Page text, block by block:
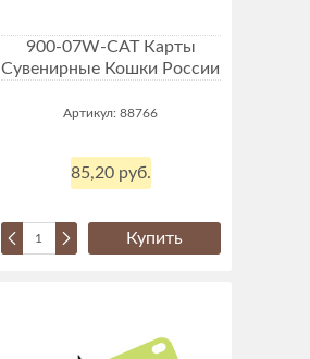
900-07W-CAT Карты
Сувенирные Кошки России
Артикул: 88766
85,20 руб.
Купить